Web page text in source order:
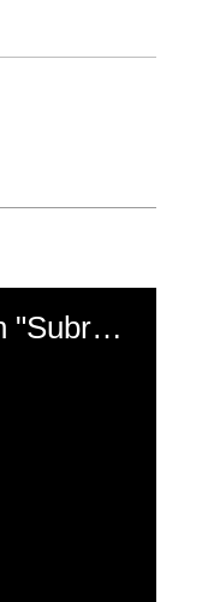
El mal momento de Yanina Gasañol con un hincha argentino en "Subrayado"